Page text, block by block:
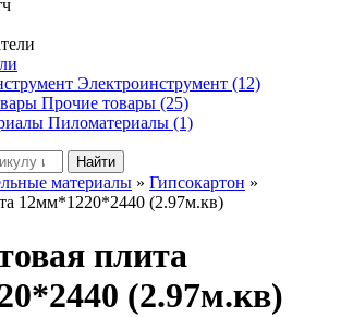
Электроинструмент (12)
Прочие товары (25)
Пиломатериалы (1)
Найти
материалы » Гипсокартон »
12мм*1220*2440 (2.97м.кв)
плита
(2.97м.кв)